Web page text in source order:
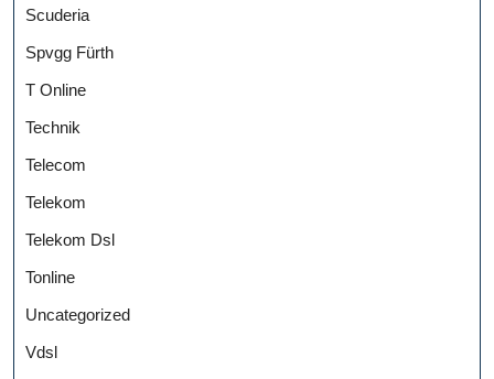
Scuderia
Spvgg Fürth
T Online
Technik
Telecom
Telekom
Telekom Dsl
Tonline
Uncategorized
Vdsl